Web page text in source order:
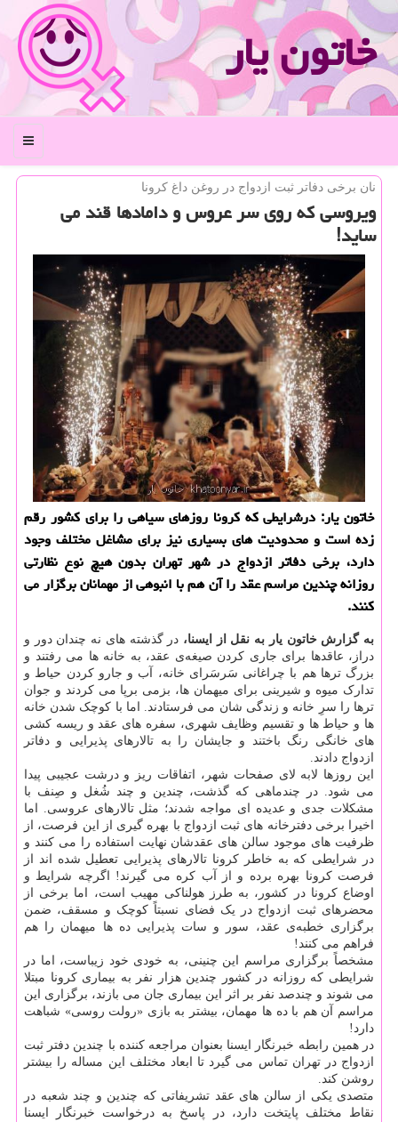
خاتون یار
منو
نان برخی دفاتر ثبت ازدواج در روغن داغ كرونا
ویروسی كه روی سر عروس و دامادها قند می
ساید!
خاتون یار: درشرایطی كه كرونا روزهای سیاهی را برای كشور رقم
زده است و محدودیت های بسیاری نیز برای مشاغل مختلف وجود
دارد، برخی دفاتر ازدواج در شهر تهران بدون هیچ نوع نظارتی
روزانه چندین مراسم عقد را آن هم با انبوهی از مهمانان برگزار می
كنند.
به گزارش خاتون یار به نقل از ایسنا،
در گذشته ‎های نه چندان دور و
دراز، عاقدها برای جاری کردن صیغه‌ی عقد، به خانه ها می رفتند و
بزرگ ترها هم با چراغانی سَرسَرای خانه، آب و جارو کردن حیاط و
تدارک میوه و شیرینی برای میهمان ها، بزمی برپا می کردند و جوان
ترها را سرِ خانه و زندگی شان می فرستادند. اما با کوچک شدن خانه
ها و حیاط ها و تقسیم وظایف شهری، سفره های عقد و ریسه کشی
های خانگی رنگ باختند و جایشان را به تالارهای پذیرایی و دفاتر
ازدواج دادند.
این روزها لابه لای صفحات شهر، اتفاقات ریز و درشت عجیبی پیدا
می شود. در چندماهی که گذشت، چندین و چند شُغل و صِنف با
مشکلات جدی و عدیده ای مواجه شدند؛ مثل تالارهای عروسی. اما
اخیرا برخی دفترخانه های ثبت ازدواج با بهره گیری از این فرصت، از
ظرفیت های موجود سالن های عقدشان نهایت استفاده را می کنند و
در شرایطی که به خاطر کرونا تالارهای پذیرایی تعطیل شده اند از
فرصت کرونا بهره برده و از آب کره می گیرند! اگرچه شرایط و
اوضاع کرونا در کشور، به طرز هولناکی مهیب است، اما برخی از
محضرهای ثبت ازدواج در یک فضای نسبتاً کوچک و مسقف، ضمن
برگزاری خطبه‌ی عقد، سور و سات پذیرایی ده ها میهمان را هم
فراهم می کنند!
مشخصاً برگزاری مراسم این چنینی، به خودی خود زیباست، اما در
شرایطی که روزانه در کشور چندین هزار نفر به بیماری کرونا مبتلا
می شوند و چندصد نفر بر اثر این بیماری جان می بازند، برگزاری این
مراسم آن هم با ده ها مهمان، بیشتر به بازی «رولت روسی» شباهت
دارد!
در همین رابطه خبرنگار ایسنا بعنوان مراجعه کننده با چندین دفتر ثبت
ازدواج در تهران تماس می گیرد تا ابعاد مختلف این مساله را بیشتر
روشن کند.
متصدی یکی از سالن های عقد تشریفاتی که چندین و چند شعبه در
نقاط مختلف پایتخت دارد، در پاسخ به درخواست خبرنگار ایسنا